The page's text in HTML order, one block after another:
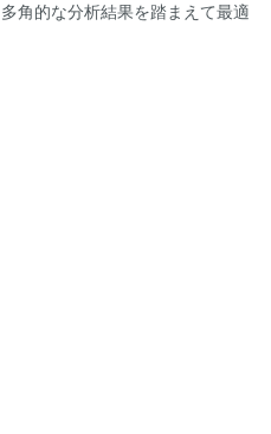
角的な分析結果を踏まえて最適